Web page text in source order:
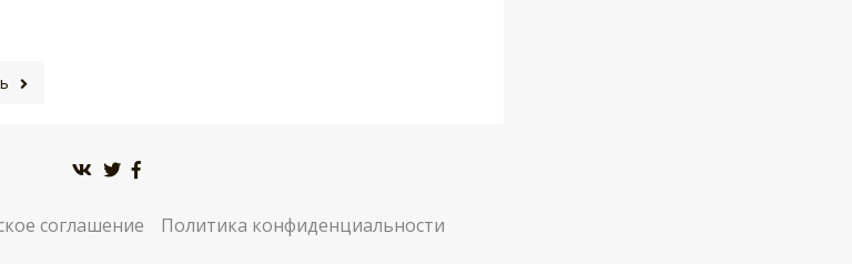
соглашение Политика конфиденциальности